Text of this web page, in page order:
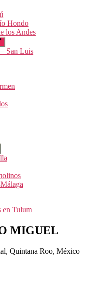
Hondo
los Andes
San Luis
en Tulum
MIGUEL
Quintana Roo, México